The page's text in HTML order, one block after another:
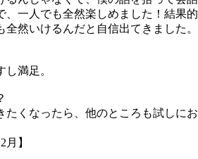
、一人でも全然楽しめました！結果的
然いけるんだと自信出てきました。
満足。
たくなったら、他のところも試しにお
月】